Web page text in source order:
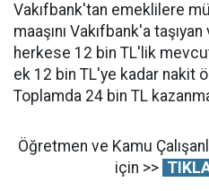
Vakıfbank'tan emeklilere
maaşını Vakıfbank'a
herkese 12 bin TL'lik
ek 12 bin TL'ye kadar nakit
Toplamda 24 bin TL kazanma
Öğretmen ve Kamu
için >>